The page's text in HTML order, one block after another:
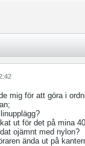
mig för att göra i
ut för det på mina
ojämnt med nylon?
ända ut på